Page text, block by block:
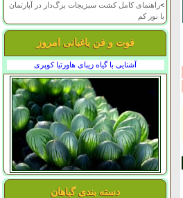
>راهنمای کامل کشت سبزیجات برگ‌دار در آپارتمان
با نور کم
فوت و فن باغبانی امروز
آشنایی با گیاه زیبای هاورتیا کوپری
دسته بندی گیاهان